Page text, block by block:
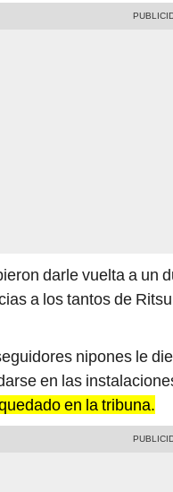
darle vuelta a un
a los tantos de
nipones le
en las
en la tribuna.